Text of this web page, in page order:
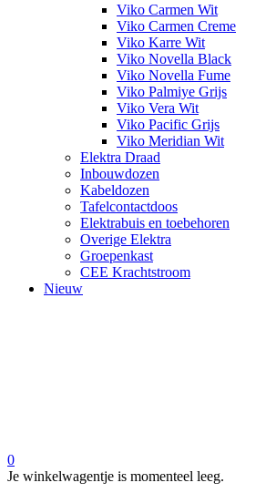
Viko Carmen Wit
Viko Carmen Creme
Viko Karre Wit
Viko Novella Black
Viko Novella Fume
Viko Palmiye Grijs
Viko Vera Wit
Viko Pacific Grijs
Viko Meridian Wit
Elektra Draad
Inbouwdozen
Kabeldozen
Tafelcontactdoos
Elektrabuis en toebehoren
Overige Elektra
Groepenkast
CEE Krachtstroom
Nieuw
0
Je winkelwagentje is momenteel leeg.